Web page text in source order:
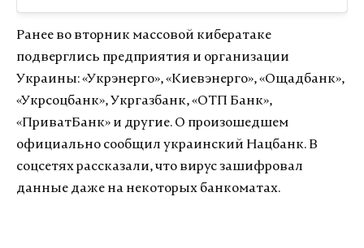
Ранее во вторник массовой кибератаке
подверглись предприятия и организации
Украины: «Укрэнерго», «Киевэнерго», «Ощадбанк»,
«Укрсоцбанк», Укргазбанк, «ОТП Банк»,
«ПриватБанк» и другие. О произошедшем
официально сообщил украинский Нацбанк. В
соцсетях рассказали, что вирус зашифровал
данные даже на некоторых банкоматах.